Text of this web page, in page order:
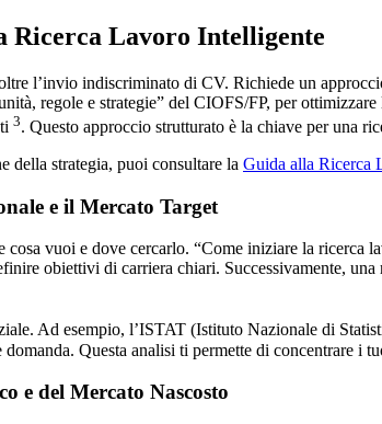
Ricerca Lavoro Intelligente
l’invio indiscriminato di CV. Richiede un
regole e strategie” del CIOFS/FP, per
3. Questo approccio strutturato è la chiave per una
della strategia, puoi consultare la Guida alla Ricerca
e il Mercato Target
cosa vuoi e dove cercarlo. “Come iniziare la
obiettivi di carriera chiari. Successivamente,
Ad esempio, l’ISTAT (Istituto Nazionale di
Questa analisi ti permette di concentrare
e del Mercato Nascosto